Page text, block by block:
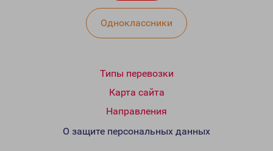
Одноклассники
Типы перевозки
Карта сайта
Направления
О защите персональных данных